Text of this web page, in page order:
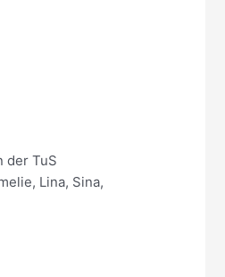
der TuS
Lina, Sina,